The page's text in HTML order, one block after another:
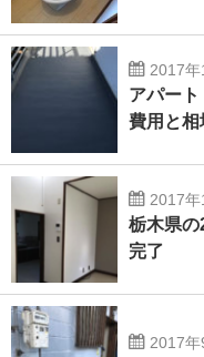
2017年
アパー
費用と相
2017年
栃木県
完了
2017年